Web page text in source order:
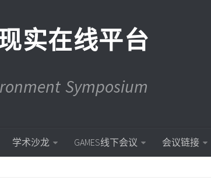
实在线平台
Symposium
学术沙龙 GAMES线下会议 会议链接